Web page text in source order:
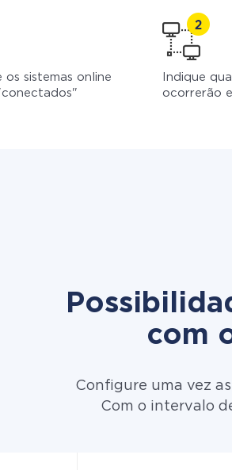
os sistemas online
Indique
ocorrerão
com
Configure uma vez
Com o intervalo